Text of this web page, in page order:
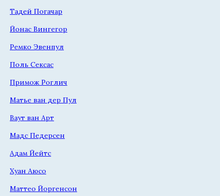
Тадей Погачар
Йонас Вингегор
Ремко Эвенпул
Поль Сексас
Примож Роглич
Матье ван дер Пул
Ваут ван Арт
Мадс Педерсен
Адам Йейтс
Хуан Аюсо
Маттео Йоргенсон